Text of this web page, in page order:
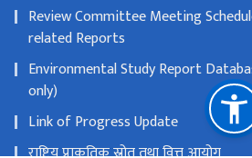
Review Committee Meeting
related Reports
Environmental Study Report
only)
Link of Progress Update